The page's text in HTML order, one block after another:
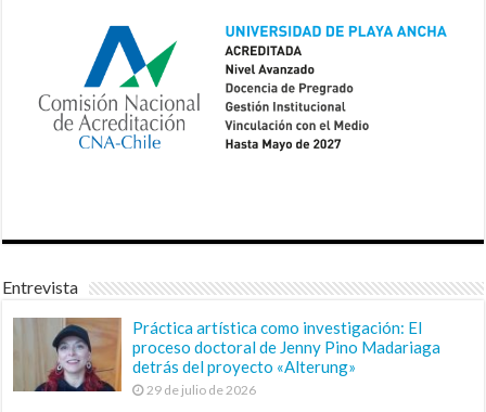
Entrevista
Práctica artística como investigación: El
proceso doctoral de Jenny Pino Madariaga
detrás del proyecto «Alterung»
29 de julio de 2026